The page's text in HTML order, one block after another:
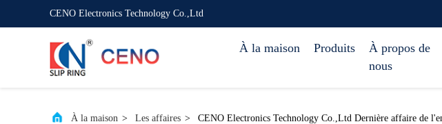
CENO Electronics Technology Co.,Ltd
À la maison Produits
À propos de
nous
À la maison > Les affaires > CENO Electronics Technology Co.,Ltd Dernière affaire de